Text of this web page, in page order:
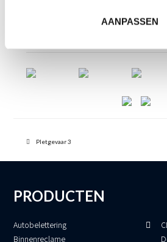
AANPASSEN
post:
Pletgevaar 3
PRODUCTEN
Autobelettering
Binnenreclame